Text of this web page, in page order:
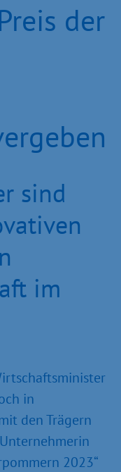
der
sind
im
in
den Trägern
2023“